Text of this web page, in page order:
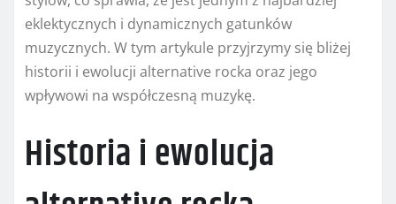
eklektycznych i dynamicznych gatunków
muzycznych. W tym artykule przyjrzymy się bliżej
historii i ewolucji alternative rocka oraz jego
wpływowi na współczesną muzykę.
Historia i ewolucja